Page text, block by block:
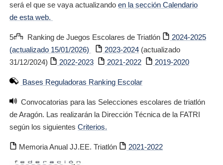
será el que se vaya actualizandoen la sección Calendario
de esta web.
5 Ranking de Juegos Escolares de Triatlón
2024-2025
(actualizado 15/01/2026)
2023-2024 (actualizado
31/12/2024)
2022-2023 2021-2022 2019-2020
Bases Reguladoras Ranking Escolar
Convocatorias para las Selecciones escolares de triatlón
de Aragón. Las realizarán la Dirección Técnica de la FATRI
según los siguientesCriterios.
Memoria Anual JJ.EE. Triatlón 2021-2022